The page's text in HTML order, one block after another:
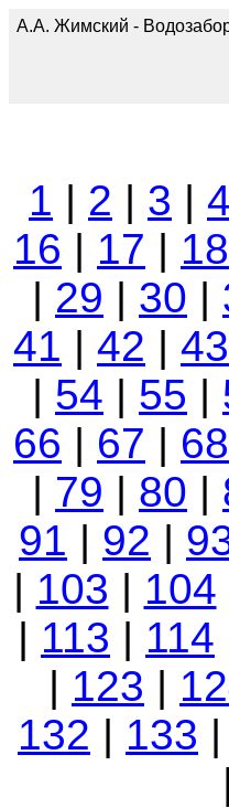
А.А. Жимский -
1 | 2 | 3 | 4
16 | 17 | 18
| 29 | 30 |
41 | 42 | 43
| 54 | 55 |
66 | 67 | 68
| 79 | 80 |
91 | 92 |
| 103 | 104
| 113 | 114
| 123 |
132 | 133 |
|